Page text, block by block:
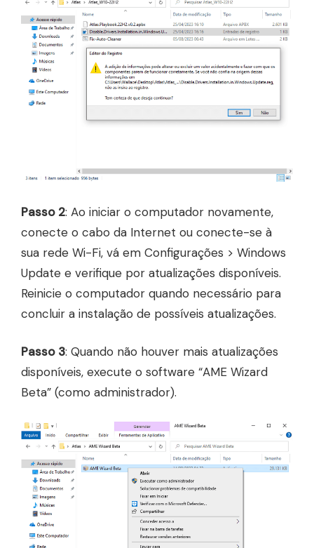
Passo 2: Ao iniciar o computador novamente,
conecte o cabo da Internet ou conecte-se à
sua rede Wi-Fi, vá em Configurações > Windows
Update e verifique por atualizações disponíveis.
Reinicie o computador quando necessário para
concluir a instalação de possíveis atualizações.
Passo 3: Quando não houver mais atualizações
disponíveis, execute o software “AME Wizard
Beta” (como administrador).